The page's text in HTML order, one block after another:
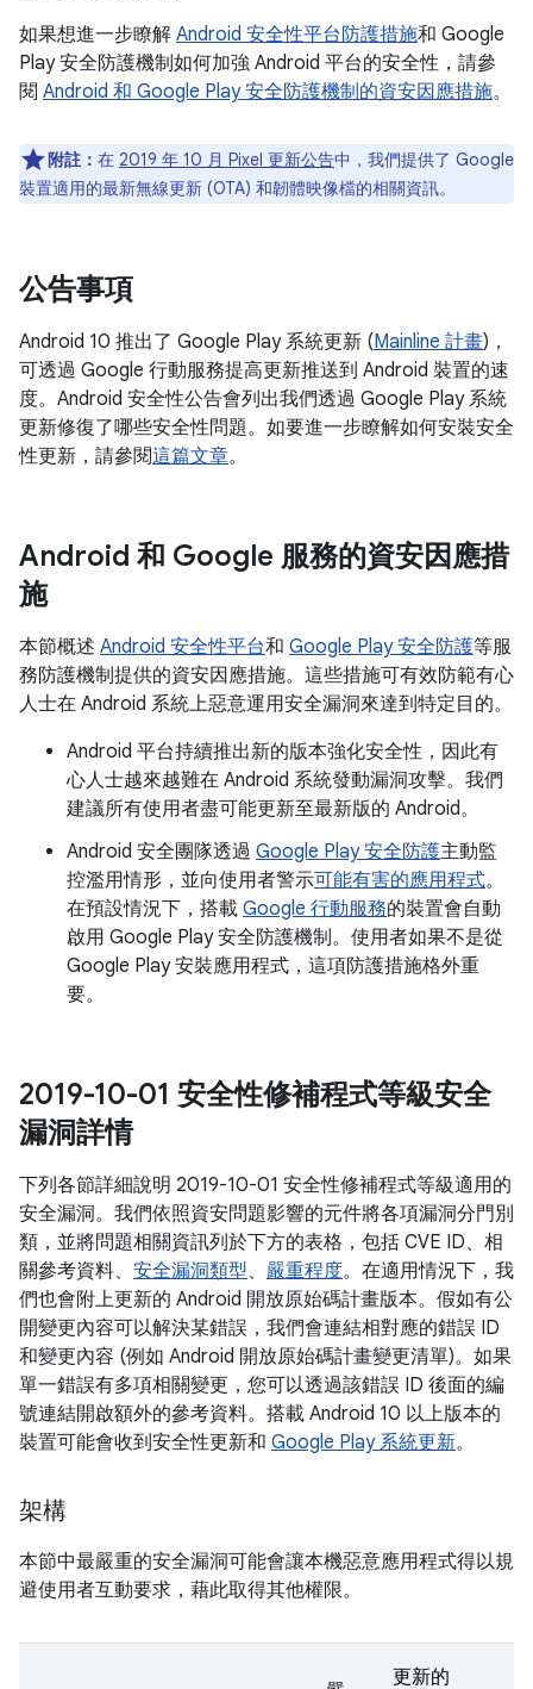
如果想進一步瞭解 Android 安全性平台防護措施和 Google
Play 安全防護機制如何加強 Android 平台的安全性，請參
閱 Android 和 Google Play 安全防護機制的資安因應措施。
附註： 在 2019 年 10 月 Pixel 更新公告中，我們提供了 Google
裝置適用的最新無線更新 (OTA) 和韌體映像檔的相關資訊。
公告事項
Android 10 推出了 Google Play 系統更新 (Mainline 計畫)，
可透過 Google 行動服務提高更新推送到 Android 裝置的速
度。Android 安全性公告會列出我們透過 Google Play 系統
更新修復了哪些安全性問題。如要進一步瞭解如何安裝安全
性更新，請參閱這篇文章。
Android 和 Google 服務的資安因應措
施
本節概述 Android 安全性平台和 Google Play 安全防護等服
務防護機制提供的資安因應措施。這些措施可有效防範有心
人士在 Android 系統上惡意運用安全漏洞來達到特定目的。
Android 平台持續推出新的版本強化安全性，因此有
心人士越來越難在 Android 系統發動漏洞攻擊。我們
建議所有使用者盡可能更新至最新版的 Android。
Android 安全團隊透過 Google Play 安全防護主動監
控濫用情形，並向使用者警示可能有害的應用程式。
在預設情況下，搭載 Google 行動服務的裝置會自動
啟用 Google Play 安全防護機制。使用者如果不是從
Google Play 安裝應用程式，這項防護措施格外重
要。
2019-10-01 安全性修補程式等級安全
漏洞詳情
下列各節詳細說明 2019-10-01 安全性修補程式等級適用的
安全漏洞。我們依照資安問題影響的元件將各項漏洞分門別
類，並將問題相關資訊列於下方的表格，包括 CVE ID、相
關參考資料、 安全漏洞類型、 嚴重程度。在適用情況下，我
們也會附上更新的 Android 開放原始碼計畫版本。假如有公
開變更內容可以解決某錯誤，我們會連結相對應的錯誤 ID
和變更內容 (例如 Android 開放原始碼計畫變更清單)。如果
單一錯誤有多項相關變更，您可以透過該錯誤 ID 後面的編
號連結開啟額外的參考資料。搭載 Android 10 以上版本的
裝置可能會收到安全性更新和 Google Play 系統更新。
架構
本節中最嚴重的安全漏洞可能會讓本機惡意應用程式得以規
避使用者互動要求，藉此取得其他權限。
更新的